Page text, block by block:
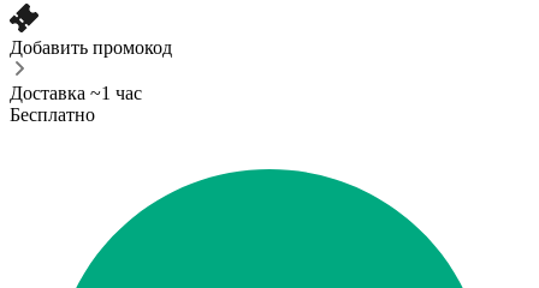
Добавить промокод
Доставка ~1 час
Бесплатно